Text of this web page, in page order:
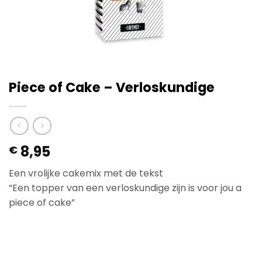
Piece of Cake – Verloskundige
€ 8,95
Een vrolijke cakemix met de tekst
“Een topper van een verloskundige zijn is voor jou a
piece of cake”